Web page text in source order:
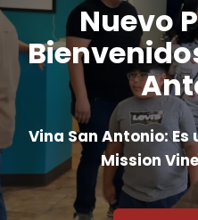
Nuevo
Vina San Antonio:
Mission